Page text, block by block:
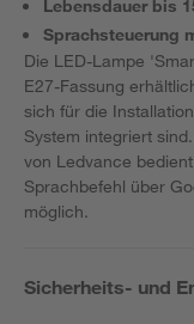
Lebensdauer bis
Sprachsteuerung
Die LED-Lampe
E27-Fassung
sich für die
System integriert
von Ledvance
Sprachbefehl über
möglich.
Sicherheits- und